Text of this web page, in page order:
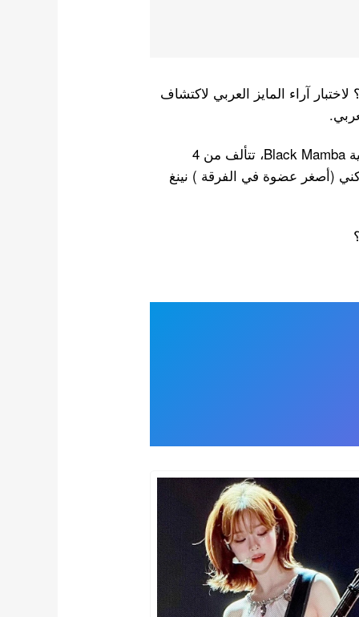
آراء المايز العربي لاكتشاف
ايسبا التي ترسمت في 2020 تحت وكالة أس أم مع أغنية Black Mamba، تتألف من 4
(أصغر عضوة في الفرقة ) نينغ